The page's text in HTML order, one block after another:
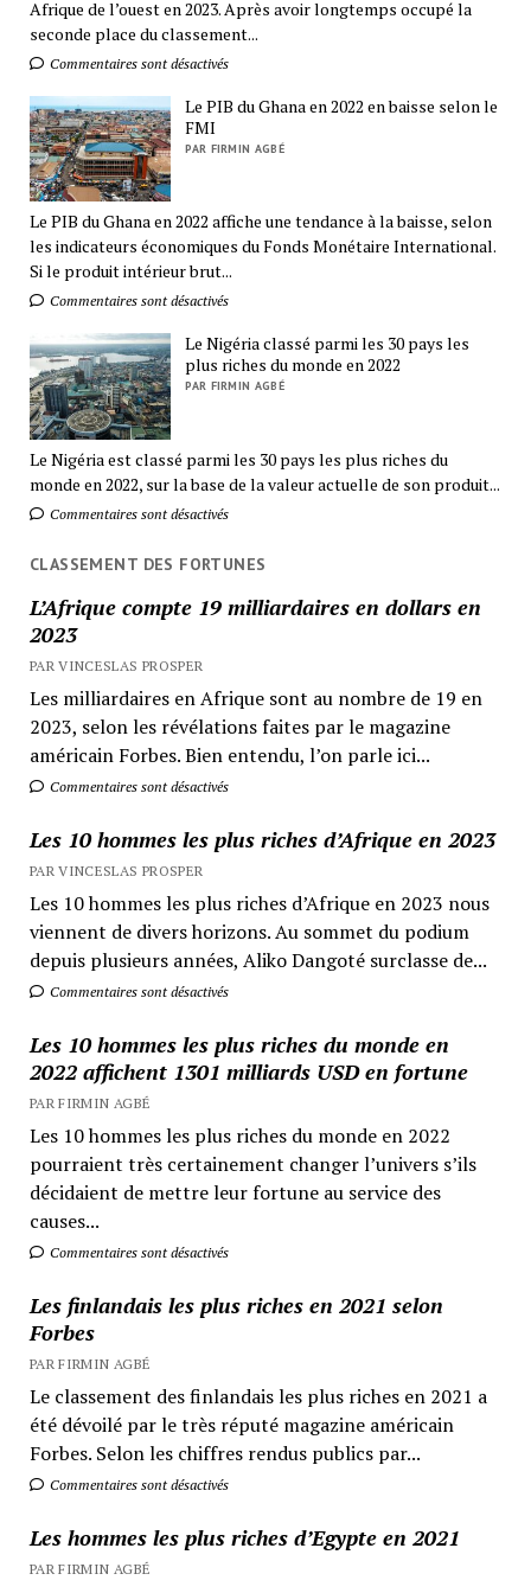
Afrique de l’ouest en 2023. Après avoir longtemps occupé la
seconde place du classement...
Commentaires sont désactivés
Le PIB du Ghana en 2022 en baisse selon le
FMI
PAR FIRMIN AGBÉ
Le PIB du Ghana en 2022 affiche une tendance à la baisse, selon
les indicateurs économiques du Fonds Monétaire International.
Si le produit intérieur brut...
Commentaires sont désactivés
Le Nigéria classé parmi les 30 pays les
plus riches du monde en 2022
PAR FIRMIN AGBÉ
Le Nigéria est classé parmi les 30 pays les plus riches du
monde en 2022, sur la base de la valeur actuelle de son produit...
Commentaires sont désactivés
CLASSEMENT DES FORTUNES
L’Afrique compte 19 milliardaires en dollars en
2023
PAR VINCESLAS PROSPER
Les milliardaires en Afrique sont au nombre de 19 en
2023, selon les révélations faites par le magazine
américain Forbes. Bien entendu, l’on parle ici...
Commentaires sont désactivés
Les 10 hommes les plus riches d’Afrique en 2023
PAR VINCESLAS PROSPER
Les 10 hommes les plus riches d’Afrique en 2023 nous
viennent de divers horizons. Au sommet du podium
depuis plusieurs années, Aliko Dangoté surclasse de...
Commentaires sont désactivés
Les 10 hommes les plus riches du monde en
2022 affichent 1301 milliards USD en fortune
PAR FIRMIN AGBÉ
Les 10 hommes les plus riches du monde en 2022
pourraient très certainement changer l’univers s’ils
décidaient de mettre leur fortune au service des
causes...
Commentaires sont désactivés
Les finlandais les plus riches en 2021 selon
Forbes
PAR FIRMIN AGBÉ
Le classement des finlandais les plus riches en 2021 a
été dévoilé par le très réputé magazine américain
Forbes. Selon les chiffres rendus publics par...
Commentaires sont désactivés
Les hommes les plus riches d’Egypte en 2021
PAR FIRMIN AGBÉ